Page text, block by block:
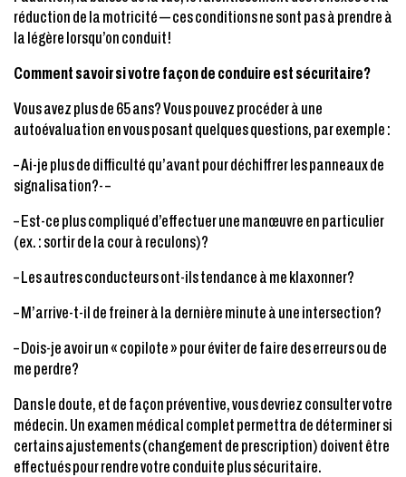
réduction de la motricité — ces conditions ne sont pas à prendre à
la légère lorsqu’on conduit!
Comment savoir si votre façon de conduire est sécuritaire?
Vous avez plus de 65 ans? Vous pouvez procéder à une
autoévaluation en vous posant quelques questions, par exemple :
– Ai-je plus de difficulté qu’avant pour déchiffrer les panneaux de
signalisation?- –
– Est-ce plus compliqué d’effectuer une manœuvre en particulier
(ex. : sortir de la cour à reculons)?
– Les autres conducteurs ont-ils tendance à me klaxonner?
– M’arrive-t-il de freiner à la dernière minute à une intersection?
– Dois-je avoir un « copilote » pour éviter de faire des erreurs ou de
me perdre?
Dans le doute, et de façon préventive, vous devriez consulter votre
médecin. Un examen médical complet permettra de déterminer si
certains ajustements (changement de prescription) doivent être
effectués pour rendre votre conduite plus sécuritaire.